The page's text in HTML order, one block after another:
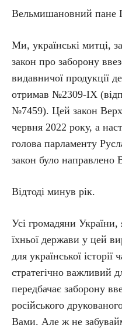
Вельмишановний пане
Ми, українські митці,
закон про заборону
видавничої продукції
отримав №2309-IX
№7459). Цей закон
червня 2022 року, а
голова парламенту
закон було направлено
Відтоді минув рік.
Усі громадяни
їхньої держави у цей
для української
стратегічно важливий
передбачає заборону
російського
Вами. Але ж не